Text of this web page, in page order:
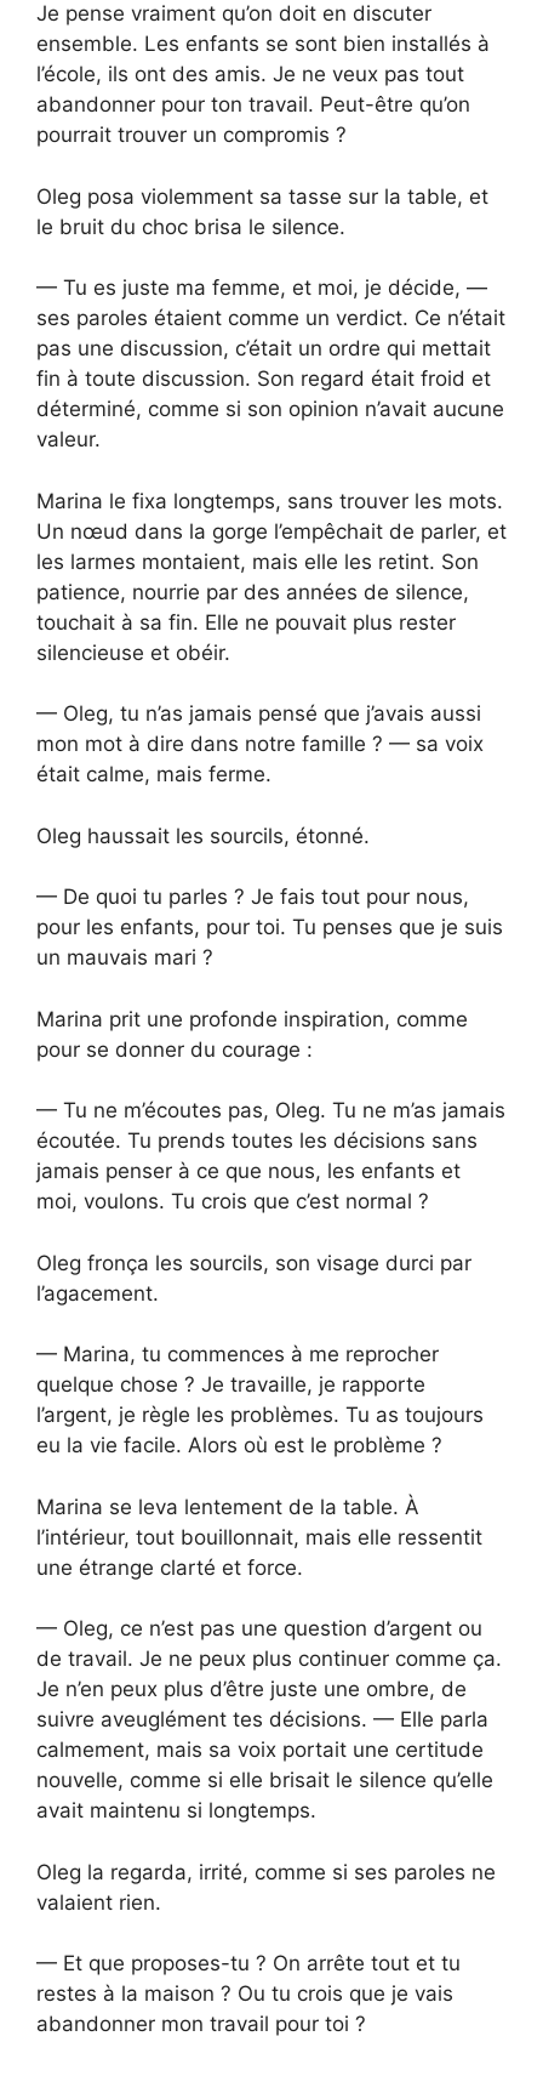
Je pense vraiment qu’on doit en discuter
ensemble. Les enfants se sont bien installés à
l’école, ils ont des amis. Je ne veux pas tout
abandonner pour ton travail. Peut-être qu’on
pourrait trouver un compromis ?
Oleg posa violemment sa tasse sur la table, et
le bruit du choc brisa le silence.
— Tu es juste ma femme, et moi, je décide, —
ses paroles étaient comme un verdict. Ce n’était
pas une discussion, c’était un ordre qui mettait
fin à toute discussion. Son regard était froid et
déterminé, comme si son opinion n’avait aucune
valeur.
Marina le fixa longtemps, sans trouver les mots.
Un nœud dans la gorge l’empêchait de parler, et
les larmes montaient, mais elle les retint. Son
patience, nourrie par des années de silence,
touchait à sa fin. Elle ne pouvait plus rester
silencieuse et obéir.
— Oleg, tu n’as jamais pensé que j’avais aussi
mon mot à dire dans notre famille ? — sa voix
était calme, mais ferme.
Oleg haussait les sourcils, étonné.
— De quoi tu parles ? Je fais tout pour nous,
pour les enfants, pour toi. Tu penses que je suis
un mauvais mari ?
Marina prit une profonde inspiration, comme
pour se donner du courage :
— Tu ne m’écoutes pas, Oleg. Tu ne m’as jamais
écoutée. Tu prends toutes les décisions sans
jamais penser à ce que nous, les enfants et
moi, voulons. Tu crois que c’est normal ?
Oleg fronça les sourcils, son visage durci par
l’agacement.
— Marina, tu commences à me reprocher
quelque chose ? Je travaille, je rapporte
l’argent, je règle les problèmes. Tu as toujours
eu la vie facile. Alors où est le problème ?
Marina se leva lentement de la table. À
l’intérieur, tout bouillonnait, mais elle ressentit
une étrange clarté et force.
— Oleg, ce n’est pas une question d’argent ou
de travail. Je ne peux plus continuer comme ça.
Je n’en peux plus d’être juste une ombre, de
suivre aveuglément tes décisions. — Elle parla
calmement, mais sa voix portait une certitude
nouvelle, comme si elle brisait le silence qu’elle
avait maintenu si longtemps.
Oleg la regarda, irrité, comme si ses paroles ne
valaient rien.
— Et que proposes-tu ? On arrête tout et tu
restes à la maison ? Ou tu crois que je vais
abandonner mon travail pour toi ?